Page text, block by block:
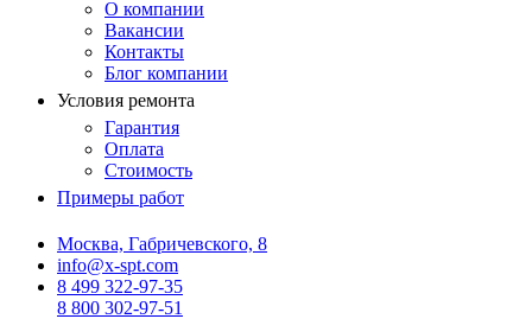
О компании
Вакансии
Контакты
Блог компании
Условия ремонта
Гарантия
Оплата
Стоимость
Примеры работ
Москва, Габричевского, 8
info@x-spt.com
8 499 322-97-35
8 800 302-97-51